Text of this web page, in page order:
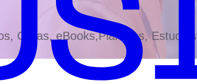
Guías, eBooks,Plantillas, Estudios